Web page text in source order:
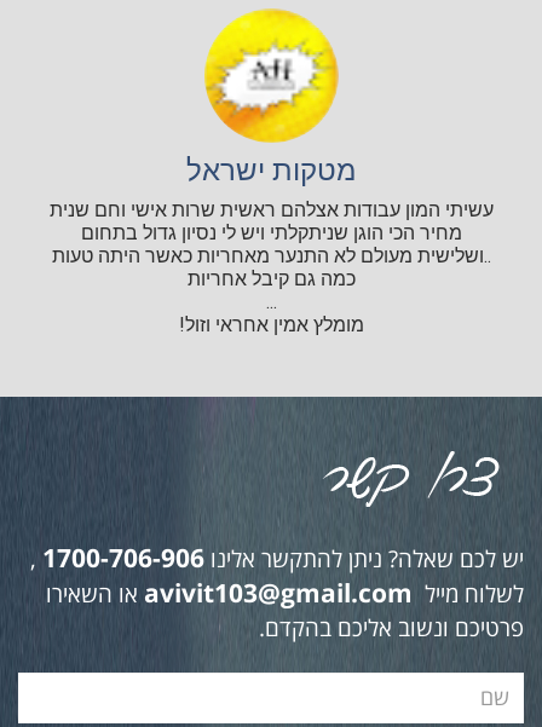
מטקות ישראל
עשיתי המון עבודות אצלהם ראשית שרות אישי וחם שנית
מחיר הכי הוגן שניתקלתי ויש לי נסיון גדול בתחום
..ושלישית מעולם לא התנער מאחריות כאשר היתה טעות
כמה גם קיבל אחריות
...
מומלץ אמין אחראי וזול!
יש לכם שאלה? ניתן להתקשר אלינו 1700-706-906
,
לשלוח מייל avivit103@gmail.com או השאירו
פרטיכם ונשוב אליכם בהקדם.